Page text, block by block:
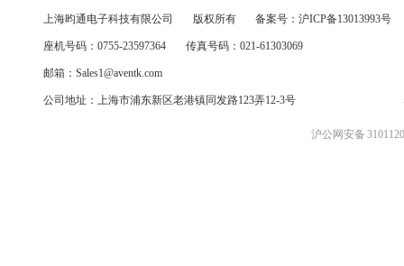
上海昀通电子科技有限公司 版权所有 备案号： 沪ICP备13013993号
座机号码：0755-23597364 传真号码：021-61303069
邮箱：Sales1@aventk.com
公司地址：上海市浦东新区老港镇同发路123弄12-3号
沪公网安备